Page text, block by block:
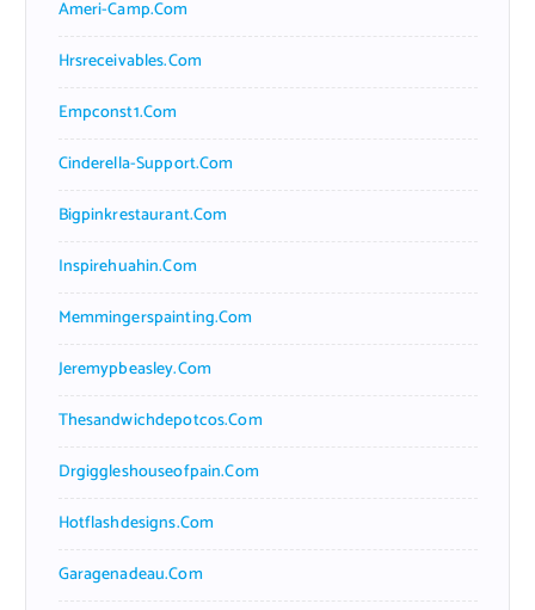
Ameri-Camp.com
Hrsreceivables.com
Empconst1.com
Cinderella-Support.com
Bigpinkrestaurant.com
Inspirehuahin.com
Memmingerspainting.com
Jeremypbeasley.com
Thesandwichdepotcos.com
Drgiggleshouseofpain.com
Hotflashdesigns.com
Garagenadeau.com